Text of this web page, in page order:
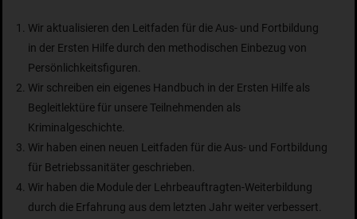
Wir aktualisieren den Leitfaden für die Aus- und Fortbildung
in der Ersten Hilfe durch den methodischen Einbezug von
Persönlichkeitsfiguren.
Wir schreiben ein eigenes Handbuch in der Ersten Hilfe als
Begleitlektüre für unsere Teilnehmenden als
Kriminalgeschichte.
Wir haben einen neuen Leitfaden für die Aus- und Fortbildung
für Betriebssanitäter geschrieben.
Wir haben die Module der Lehrbeauftragten-Weiterbildung
durch die Erfahrung aus dem letzten Jahr weiter verbessert.